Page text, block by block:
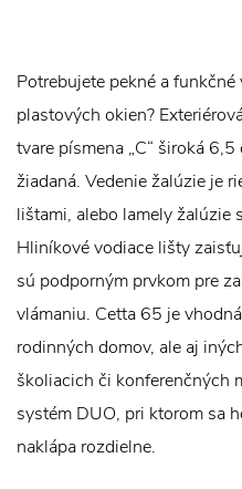
Potrebujete pekné a
plastových okien?
tvare písmena „C“ široká
žiadaná. Vedenie žalúzie je
lištami, alebo lamely žalúzie
Hliníkové vodiace lišty
sú podporným prvkom pre
vlámaniu. Cetta 65 je
rodinných domov, ale aj
školiacich či konferenčných
systém DUO, pri ktorom sa
naklápa rozdielne.